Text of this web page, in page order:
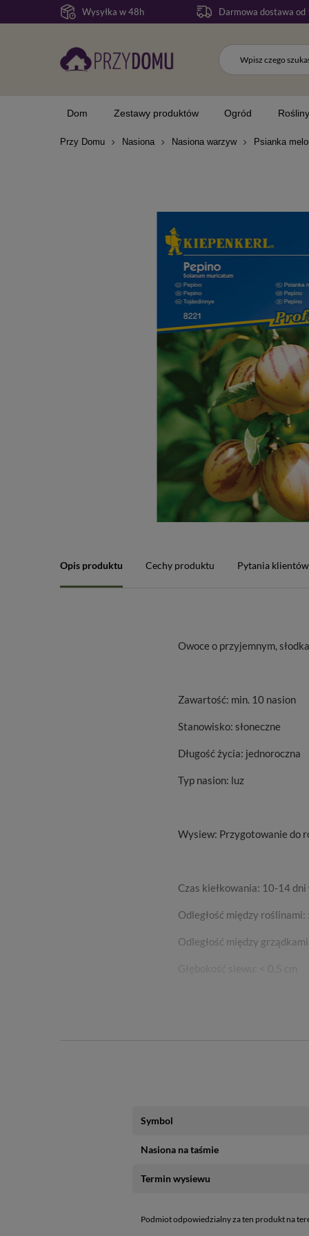
Wysyłka w 48h Darmowa dostawa od
Dom Zestawy produktów Ogród Rośliny
Przy Domu Nasiona Nasiona warzyw Psianka
Opis produktu Cechy produktu Pytania klientów
Owoce o przyjemnym,
Zawartość: min. 10 nasion
Stanowisko: słoneczne
Długość życia: jednoroczna
Typ nasion: luz
Wysiew: Przygotowanie do
Czas kiełkowania: 10-14
Odległość między roślinami:
Odległość między
Symbol
Nasiona na taśmie
Termin wysiewu
Podmiot odpowiedzialny za ten produkt na